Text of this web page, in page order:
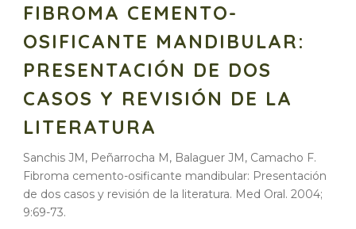
FIBROMA CEMENTO-
OSIFICANTE MANDIBULAR:
PRESENTACIÓN DE DOS
CASOS Y REVISIÓN DE LA
LITERATURA
Sanchis JM, Peñarrocha M, Balaguer JM, Camacho F.
Fibroma cemento-osificante mandibular: Presentación
de dos casos y revisión de la literatura. Med Oral. 2004;
9:69-73.